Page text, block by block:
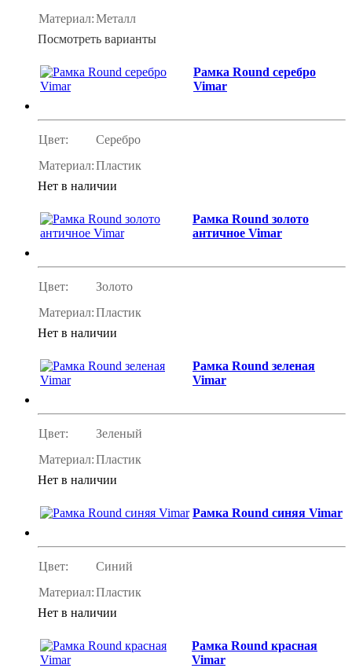
Материал:Металл
Посмотреть варианты
Рамка Round серебро
Vimar
Цвет:
Серебро
Материал:Пластик
Нет в наличии
Рамка Round золото
античное Vimar
Цвет:
Золото
Материал:Пластик
Нет в наличии
Рамка Round зеленая
Vimar
Цвет:
Зеленый
Материал:Пластик
Нет в наличии
Рамка Round синяя Vimar
Цвет:
Синий
Материал:Пластик
Нет в наличии
Рамка Round красная
Vimar